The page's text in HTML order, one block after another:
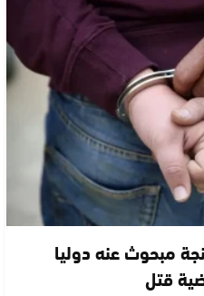
مبحوث عنه دوليا
قتل